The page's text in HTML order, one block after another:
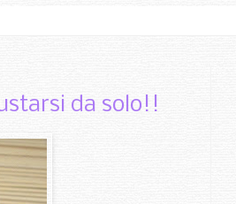
da solo!!